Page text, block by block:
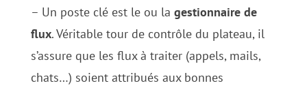
– Un poste clé est le ou la gestionnaire de
flux. Véritable tour de contrôle du plateau, il
s’assure que les flux à traiter (appels, mails,
chats…) soient attribués aux bonnes